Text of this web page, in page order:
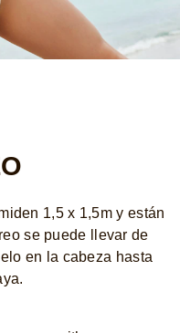
1,5 x 1,5m y están
se puede llevar de
en la cabeza hasta